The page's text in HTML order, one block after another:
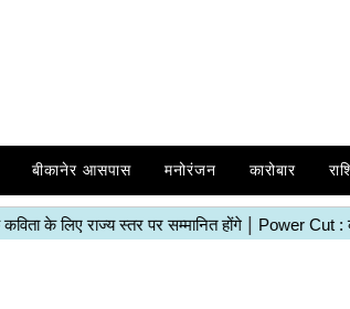
बीकानेर आसपास मनोरंजन कारोबार